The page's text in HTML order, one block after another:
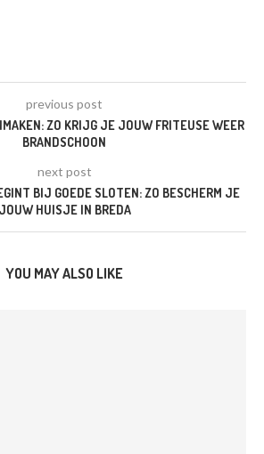
previous post
ZO KRIJG JE JOUW FRITEUSE WEER
BRANDSCHOON
next post
BIJ GOEDE SLOTEN: ZO BESCHERM JE
JOUW HUISJE IN BREDA
YOU MAY ALSO LIKE